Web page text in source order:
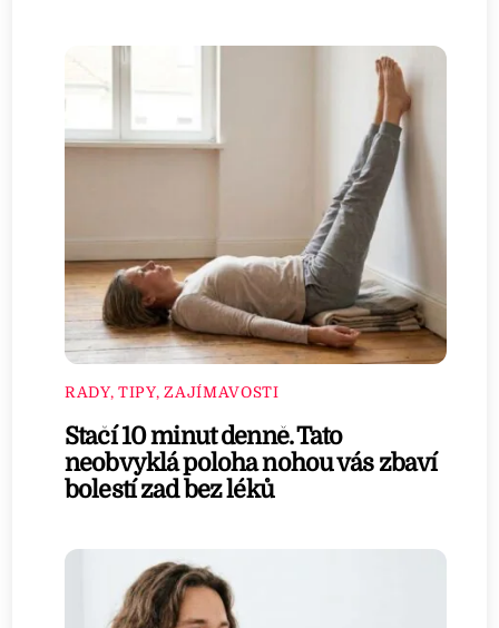
RADY, TIPY, ZAJÍMAVOSTI
Stačí 10 minut denně. Tato
neobvyklá poloha nohou vás zbaví
bolestí zad bez léků